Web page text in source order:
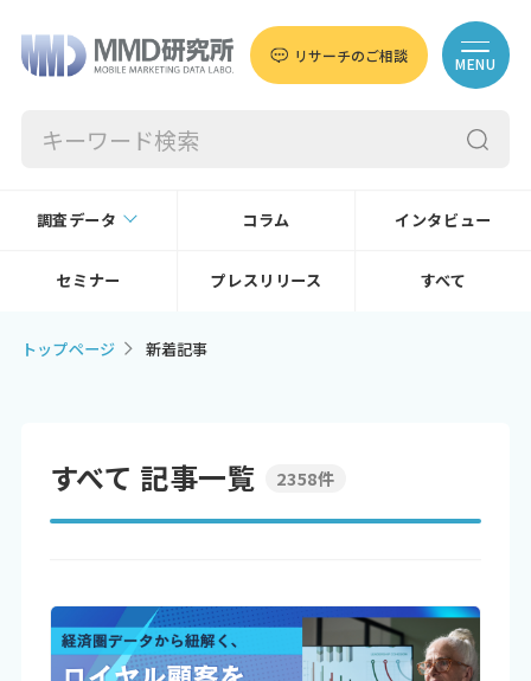
リサーチのご相談 MENU
調査データ コラム インタビュー
セミナー プレスリリース すべて
トップページ 新着記事
すべて 記事一覧 2358件